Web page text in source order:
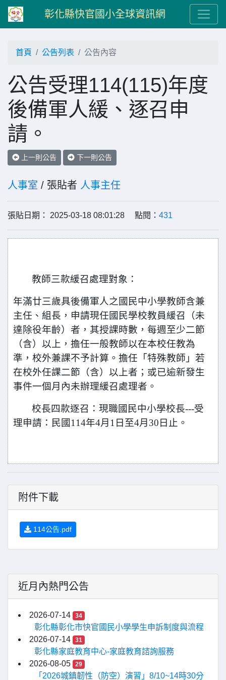
彰化縣快官國小全球資訊網
首頁 公告列表 公告內容
公告受理114(115)年度
後備軍人緩、逐召申
請。
上一則公告 下一則公告
人事室 / 張貼者 人事主任
張貼日期： 2025-03-18 08:01:28 點閱： 431
教師三款緩召處理對象：
年滿廿三歲具後備軍人之國民中小學教師含兼
主任、組長，申請現任國民學校教員緩召（未
達除役年齡）者，其授課時數，每週至少二節
（含）以上，擔任一般教師以在本校任教為
準，校外兼課不予計算。擔任「特殊教師」若
在校外任課二節（含）以上者；或已逾新發生
事件一個月內未辦理緩召處理者。
校長四款逐召：現職國民中小學校長---受
理申請：民國114年4月1日至4月30日 止。
附件下載
114公告.pdf
近月內熱門公告
2026-07-14 34
彰化縣彰化市快官國民小學學生申訴制度與流程
2026-07-14
31
彰化縣家庭教育中心-家庭教育諮詢服務
2026-08-05
29
「2026城鎮韌性（防空）演習」8/10~14時30分